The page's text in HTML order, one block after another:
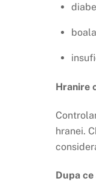
Hranire
hranei.
Dupa